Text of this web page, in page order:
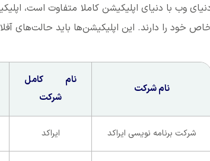
وب با دنیای اپلیکیشن کاملا متفاوت است،
خود را دارند. این اپلیکیشن‌ها باید حالت‌های
نام شرکت
نام کامل
شرکت
شرکت برنامه نویسی ایراکد ایراکد